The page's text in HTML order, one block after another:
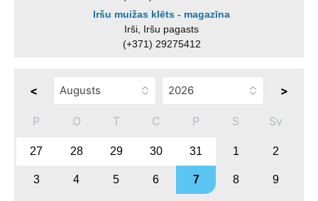
Iršu muižas klēts - magazīna
Irši, Iršu pagasts
(+371) 29275412
< >
P O T C P S Sv
27 28 29 30 31 1 2
3 4 5 6 7 8 9